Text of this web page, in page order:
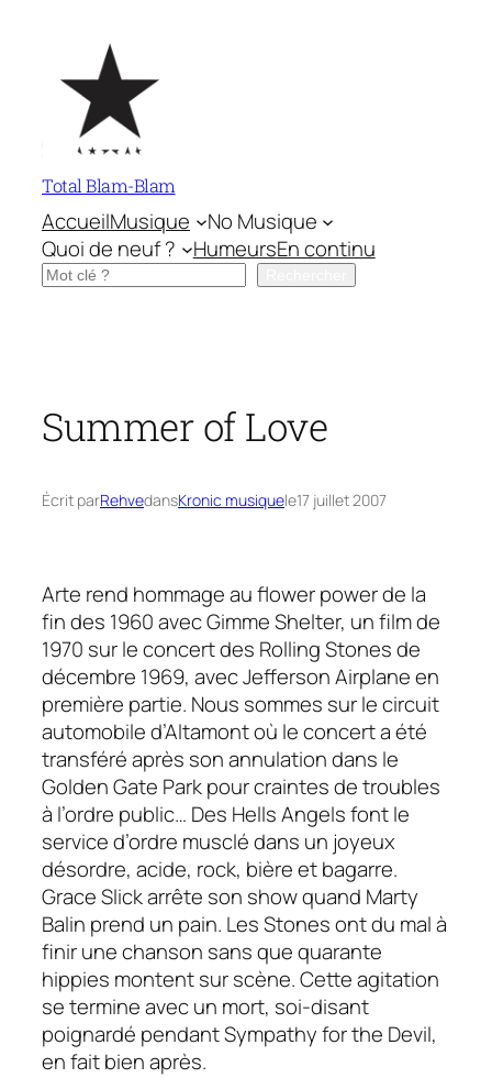
contenu
Total Blam-Blam
AccueilMusique
No Musique
Quoi de neuf ?
HumeursEn continu
Rechercher
Summer of Love
Écrit parRehvedansKronic musiquele17 juillet 2007
Arte rend hommage auflower powerde la
fin des 1960 avecGimme Shelter, un film de
1970 sur le concert des Rolling Stones de
décembre 1969, avec Jefferson Airplane en
première partie. Nous sommes sur le circuit
automobile d’Altamont où le concert a été
transféré après son annulation dans le
Golden Gate Park pour craintes de troubles
à l’ordre public… Des Hells Angels font le
service d’ordre musclé dans un joyeux
désordre, acide, rock, bière et bagarre.
Grace Slick arrête son show quand Marty
Balin prend un pain. Les Stones ont du mal à
finir une chanson sans que quarante
hippies montent sur scène. Cette agitation
se termine avec un mort, soi-disant
poignardé pendant Sympathy for the Devil,
en fait bien après.